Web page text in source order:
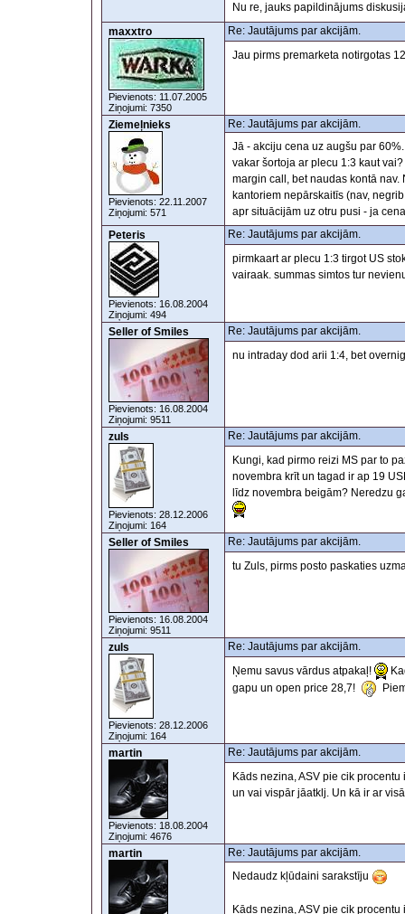
Nu re, jauks papildinājums
maxxtro
Pievienots: 11.07.2005
Ziņojumi: 7350
Re: Jautājums par akcijām.
Jau pirms premarketa notirgotas
Ziemeļnieks
Pievienots: 22.11.2007
Ziņojumi: 571
Re: Jautājums par akcijām.
Jā - akciju cena uz augšu par
vakar šortoja ar plecu 1:3 kaut
margin call, bet naudas kontā
kantoriem nepārskaitīs (nav,
apr situācijām uz otru pusi - ja
Peteris
Pievienots: 16.08.2004
Ziņojumi: 494
Re: Jautājums par akcijām.
pirmkaart ar plecu 1:3 tirgot US
vairaak. summas simtos tur
Seller of Smiles
Pievienots: 16.08.2004
Ziņojumi: 9511
Re: Jautājums par akcijām.
nu intraday dod arii 1:4, bet
zuls
Pievienots: 28.12.2006
Ziņojumi: 164
Re: Jautājums par akcijām.
Kungi, kad pirmo reizi MS par to
novembra krīt un tagad ir ap 19
līdz novembra beigām? Neredzu
Seller of Smiles
Pievienots: 16.08.2004
Ziņojumi: 9511
Re: Jautājums par akcijām.
tu Zuls, pirms posto paskaties
zuls
Pievienots: 28.12.2006
Ziņojumi: 164
Re: Jautājums par akcijām.
Ņemu savus vārdus atpakaļ!
gapu un open price 28,7!
martin
Pievienots: 18.08.2004
Ziņojumi: 4676
Re: Jautājums par akcijām.
Kāds nezina, ASV pie cik
un vai vispār jāatklj. Un kā ir ar
martin
Re: Jautājums par akcijām.
Nedaudz kļūdaini sarakstīju
Kāds nezina, ASV pie cik